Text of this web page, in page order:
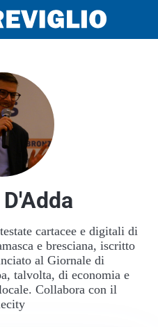
cartacee e digitali di
e bresciana, iscritto
al Giornale di
talvolta, di economia e
Collabora con il